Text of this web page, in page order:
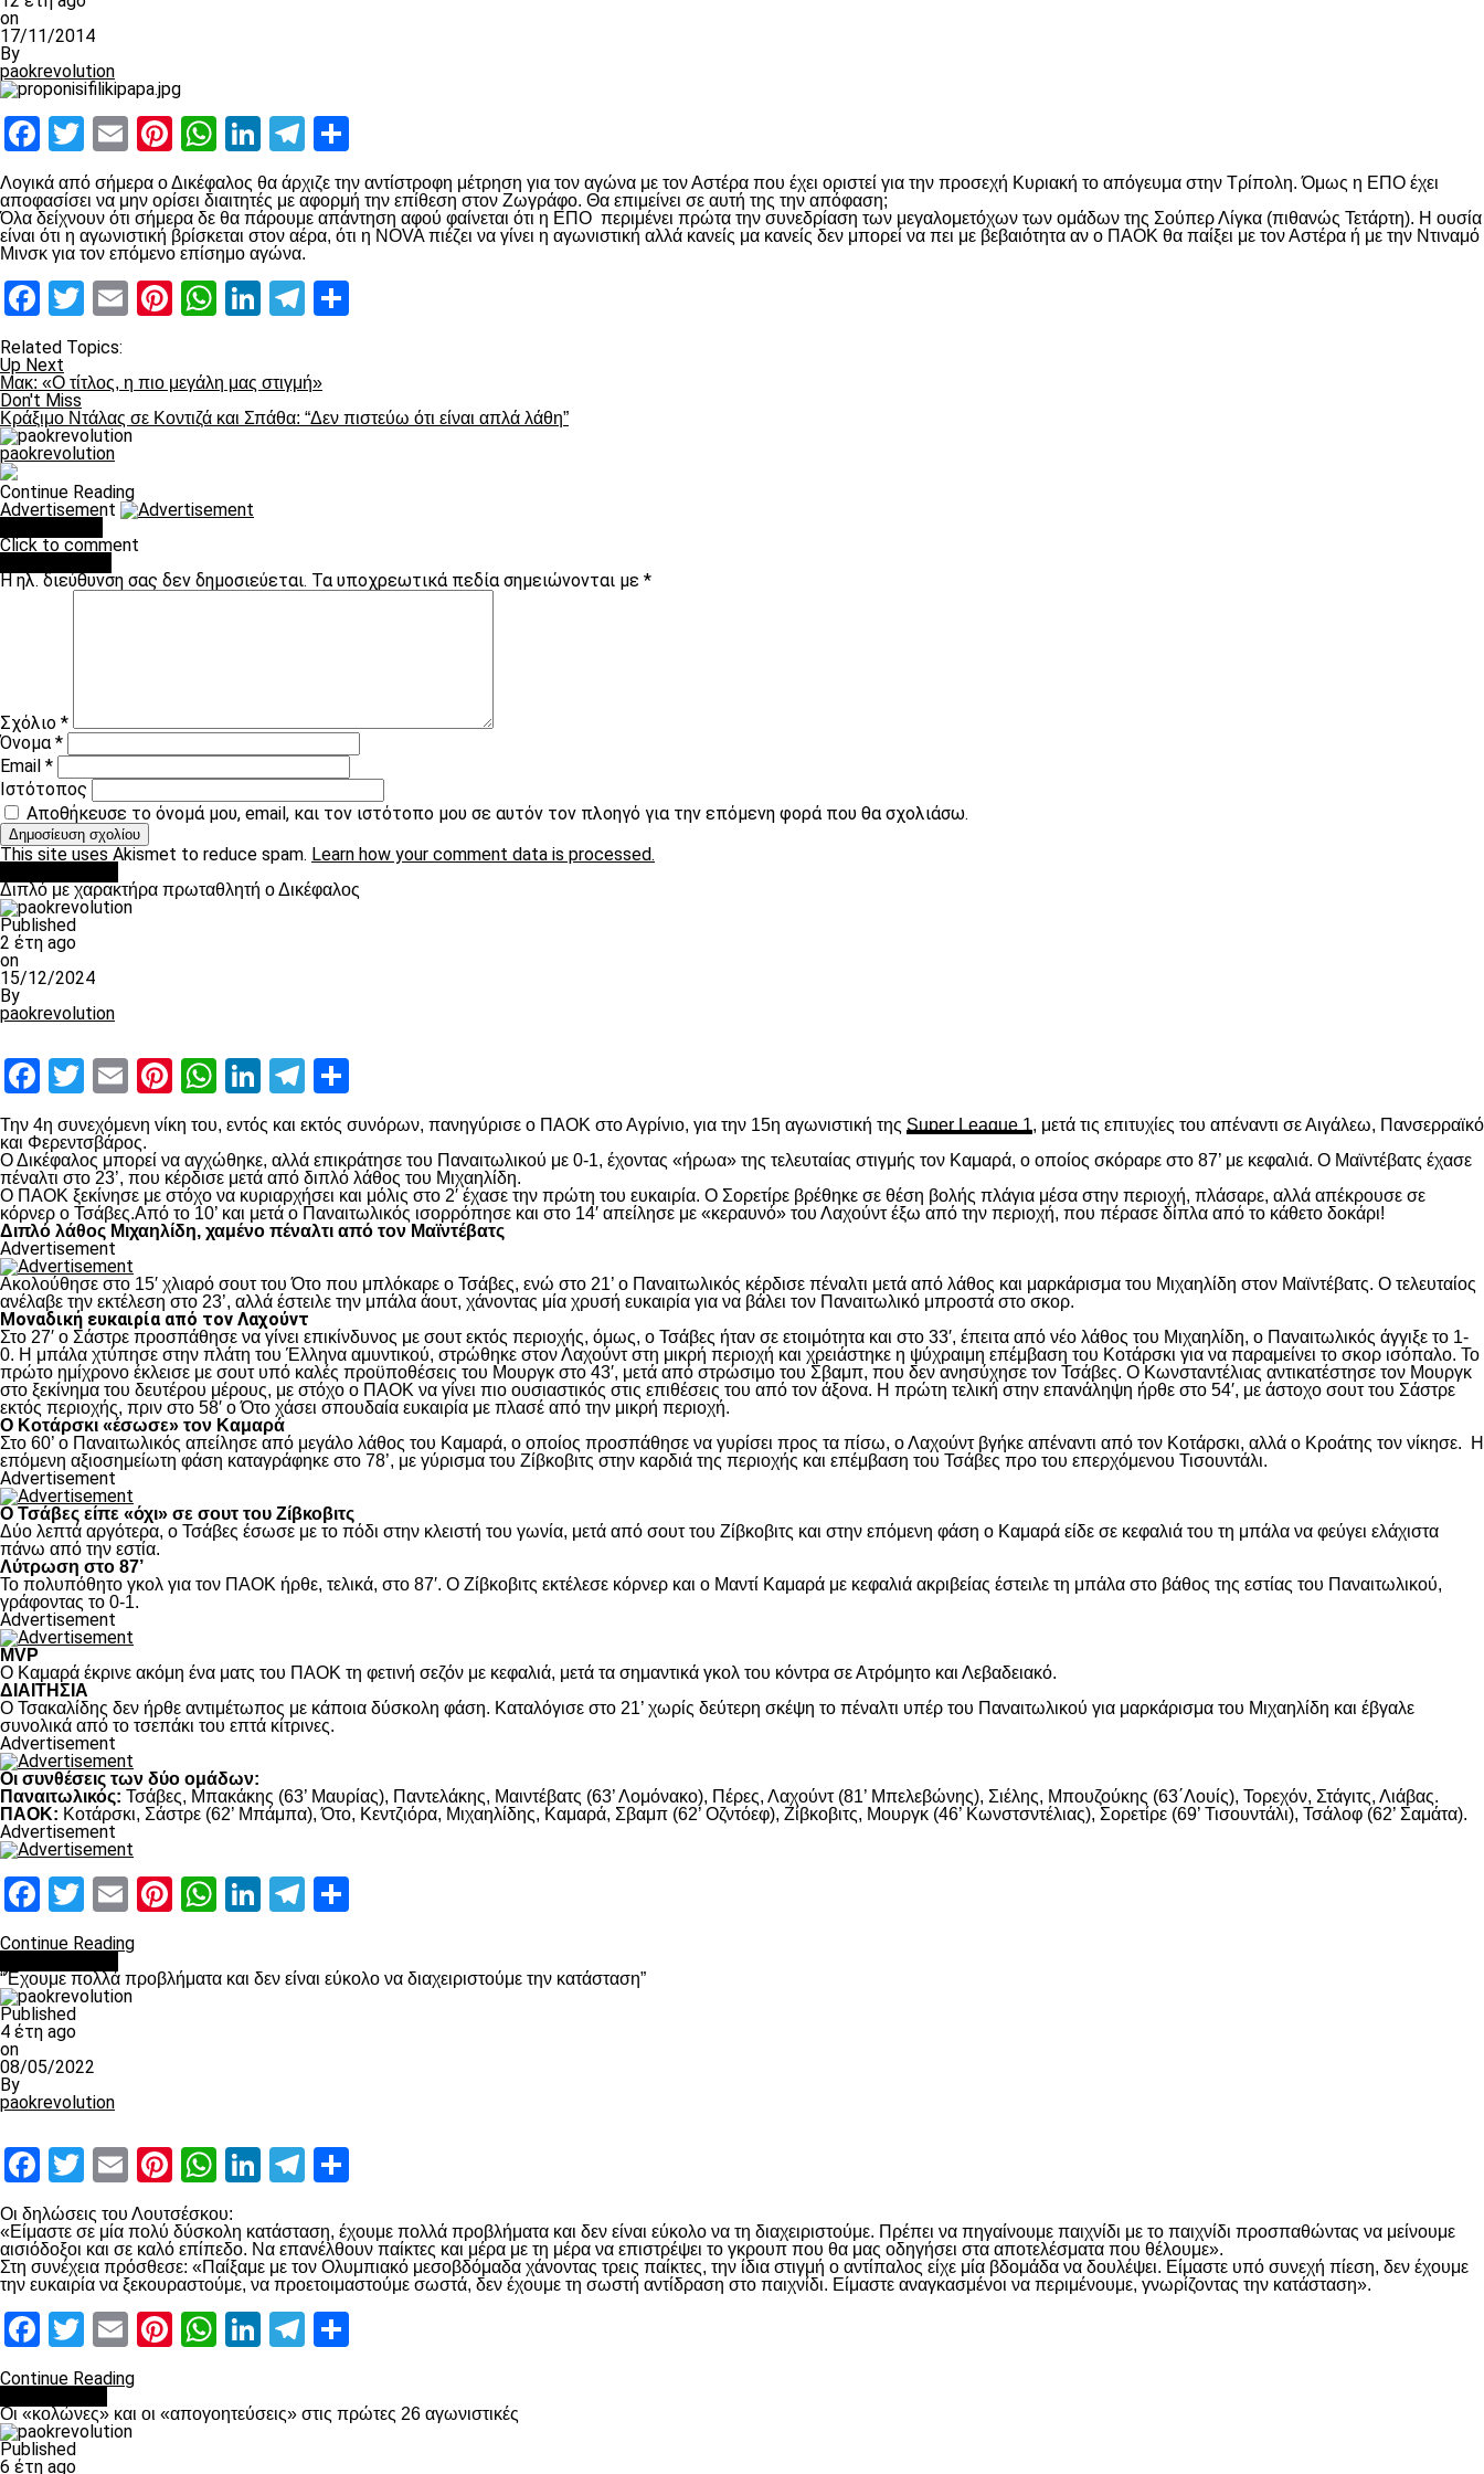
on
17/11/2014
By
paokrevolution
Facebook
Twitter
EmailPinterest
WhatsApp
LinkedIn
Telegram
Λογικά από σήμερα ο Δικέφαλος θα άρχιζε την αντίστροφη μέτρηση για τον αγώνα με τον Αστέρα που έχει οριστεί για την προσεχή Κυριακή το απόγευμα στην Τρίπολη. Όμως η ΕΠΟ έχει
αποφασίσει να μην ορίσει διαιτητές με αφορμή την επίθεση στον Ζωγράφο. Θα επιμείνει σε αυτή της την απόφαση;
Όλα δείχνουν ότι σήμερα δε θα πάρουμε απάντηση αφού φαίνεται ότι η ΕΠΟ περιμένει πρώτα την συνεδρίαση των μεγαλομετόχων των ομάδων της Σούπερ Λίγκα (πιθανώς Τετάρτη). Η ουσία
είναι ότι η αγωνιστική βρίσκεται στον αέρα, ότι η NOVA πιέζει να γίνει η αγωνιστική αλλά κανείς μα κανείς δεν μπορεί να πει με βεβαιότητα αν ο ΠΑΟΚ θα παίξει με τον Αστέρα ή με την Ντιναμό
Μινσκ για τον επόμενο επίσημο αγώνα.
Facebook
Twitter
EmailPinterest
WhatsApp
LinkedIn
Telegram
Related Topics:
Up Next
Μακ: «Ο τίτλος, η πιο μεγάλη μας στιγμή»
Don't Miss
Κράξιμο Ντάλας σε Κοντιζά και Σπάθα: “Δεν πιστεύω ότι είναι απλά λάθη”
paokrevolution
Continue Reading
Advertisement
Click to comment
Η ηλ. διεύθυνση σας δεν δημοσιεύεται. Τα υποχρεωτικά πεδία σημειώνονται με *
Σχόλιο *
Όνομα*
Email *
Ιστότοπος
Αποθήκευσε το όνομά μου, email, και τον ιστότοπο μου σε αυτόν τον πλοηγό για την επόμενη φορά που θα σχολιάσω.
This site uses Akismet to reduce spam. Learn how your comment data is processed.
Διπλό με χαρακτήρα πρωταθλητή ο Δικέφαλος
Published
2 έτη ago
on
15/12/2024
By
paokrevolution
Facebook
Twitter
EmailPinterest
WhatsApp
LinkedIn
Telegram
Την 4η συνεχόμενη νίκη του, εντός και εκτός συνόρων, πανηγύρισε ο ΠΑΟΚ στο Αγρίνιο, για την 15η αγωνιστική της Super League 1, μετά τις επιτυχίες του απέναντι σε Αιγάλεω, Πανσερραϊκό
και Φερεντσβάρος.
Ο Δικέφαλος μπορεί να αγχώθηκε, αλλά επικράτησε του Παναιτωλικού με 0-1, έχοντας «ήρωα» της τελευταίας στιγμής τον Καμαρά, ο οποίος σκόραρε στο 87’ με κεφαλιά. Ο Μαϊντέβατς έχασε
πέναλτι στο 23’, που κέρδισε μετά από διπλό λάθος του Μιχαηλίδη.
Ο ΠΑΟΚ ξεκίνησε με στόχο να κυριαρχήσει και μόλις στο 2′ έχασε την πρώτη του ευκαιρία. Ο Σορετίρε βρέθηκε σε θέση βολής πλάγια μέσα στην περιοχή, πλάσαρε, αλλά απέκρουσε σε
κόρνερ ο Τσάβες.Από το 10’ και μετά ο Παναιτωλικός ισορρόπησε και στο 14′ απείλησε με «κεραυνό» του Λαχούντ έξω από την περιοχή, που πέρασε δίπλα από το κάθετο δοκάρι!
Διπλό λάθος Μιχαηλίδη, χαμένο πέναλτι από τον Μαϊντέβατς
Advertisement
Ακολούθησε στο 15′ χλιαρό σουτ του Ότο που μπλόκαρε ο Τσάβες, ενώ στο 21’ ο Παναιτωλικός κέρδισε πέναλτι μετά από λάθος και μαρκάρισμα του Μιχαηλίδη στον Μαϊντέβατς. Ο τελευταίος
ανέλαβε την εκτέλεση στο 23’, αλλά έστειλε την μπάλα άουτ, χάνοντας μία χρυσή ευκαιρία για να βάλει τον Παναιτωλικό μπροστά στο σκορ.
Μοναδική ευκαιρία από τον Λαχούντ
Στο 27′ ο Σάστρε προσπάθησε να γίνει επικίνδυνος με σουτ εκτός περιοχής, όμως, ο Τσάβες ήταν σε ετοιμότητα και στο 33′, έπειτα από νέο λάθος του Μιχαηλίδη, ο Παναιτωλικός άγγιξε το 1-
0. Η μπάλα χτύπησε στην πλάτη του Έλληνα αμυντικού, στρώθηκε στον Λαχούντ στη μικρή περιοχή και χρειάστηκε η ψύχραιμη επέμβαση του Κοτάρσκι για να παραμείνει το σκορ ισόπαλο. Το
πρώτο ημίχρονο έκλεισε με σουτ υπό καλές προϋποθέσεις του Μουργκ στο 43′, μετά από στρώσιμο του Σβαμπ, που δεν ανησύχησε τον Τσάβες. Ο Κωνσταντέλιας αντικατέστησε τον Μουργκ
στο ξεκίνημα του δευτέρου μέρους, με στόχο ο ΠΑΟΚ να γίνει πιο ουσιαστικός στις επιθέσεις του από τον άξονα. Η πρώτη τελική στην επανάληψη ήρθε στο 54′, με άστοχο σουτ του Σάστρε
εκτός περιοχής, πριν στο 58′ ο Ότο χάσει σπουδαία ευκαιρία με πλασέ από την μικρή περιοχή.
Ο Κοτάρσκι «έσωσε» τον Καμαρά
Στο 60’ ο Παναιτωλικός απείλησε από μεγάλο λάθος του Καμαρά, ο οποίος προσπάθησε να γυρίσει προς τα πίσω, ο Λαχούντ βγήκε απέναντι από τον Κοτάρσκι, αλλά ο Κροάτης τον νίκησε. Η
επόμενη αξιοσημείωτη φάση καταγράφηκε στο 78’, με γύρισμα του Ζίβκοβιτς στην καρδιά της περιοχής και επέμβαση του Τσάβες προ του επερχόμενου Τισουντάλι.
Advertisement
Ο Τσάβες είπε «όχι» σε σουτ του Ζίβκοβιτς
Δύο λεπτά αργότερα, ο Τσάβες έσωσε με το πόδι στην κλειστή του γωνία, μετά από σουτ του Ζίβκοβιτς και στην επόμενη φάση ο Καμαρά είδε σε κεφαλιά του τη μπάλα να φεύγει ελάχιστα
πάνω από την εστία.
Λύτρωση στο 87’
Το πολυπόθητο γκολ για τον ΠΑΟΚ ήρθε, τελικά, στο 87′. Ο Ζίβκοβιτς εκτέλεσε κόρνερ και ο Μαντί Καμαρά με κεφαλιά ακριβείας έστειλε τη μπάλα στο βάθος της εστίας του Παναιτωλικού,
γράφοντας το 0-1.
Advertisement
MVP
Ο Καμαρά έκρινε ακόμη ένα ματς του ΠΑΟΚ τη φετινή σεζόν με κεφαλιά, μετά τα σημαντικά γκολ του κόντρα σε Ατρόμητο και Λεβαδειακό.
ΔΙΑΙΤΗΣΙΑ
Ο Τσακαλίδης δεν ήρθε αντιμέτωπος με κάποια δύσκολη φάση. Καταλόγισε στο 21’ χωρίς δεύτερη σκέψη το πέναλτι υπέρ του Παναιτωλικού για μαρκάρισμα του Μιχαηλίδη και έβγαλε
συνολικά από το τσεπάκι του επτά κίτρινες.
Advertisement
Οι συνθέσεις των δύο ομάδων:
Παναιτωλικός: Τσάβες, Μπακάκης (63’ Μαυρίας), Παντελάκης, Μαιντέβατς (63’ Λομόνακο), Πέρες, Λαχούντ (81’ Μπελεβώνης), Σιέλης, Μπουζούκης (63΄Λουίς), Τορεχόν, Στάγιτς, Λιάβας.
ΠΑΟΚ: Κοτάρσκι, Σάστρε (62’ Μπάμπα), Ότο, Κεντζιόρα, Μιχαηλίδης, Καμαρά, Σβαμπ (62’ Οζντόεφ), Ζίβκοβιτς, Μουργκ (46’ Κωνστσντέλιας), Σορετίρε (69’ Τισουντάλι), Τσάλοφ (62’ Σαμάτα).
Advertisement
Facebook
Twitter
EmailPinterest
WhatsApp
LinkedIn
Telegram
Continue Reading
“Έχουμε πολλά προβλήματα και δεν είναι εύκολο να διαχειριστούμε την κατάσταση”
Published
4 έτη ago
on
08/05/2022
By
paokrevolution
Facebook
Twitter
EmailPinterest
WhatsApp
LinkedIn
Telegram
Οι δηλώσεις του Λουτσέσκου:
«Είμαστε σε μία πολύ δύσκολη κατάσταση, έχουμε πολλά προβλήματα και δεν είναι εύκολο να τη διαχειριστούμε. Πρέπει να πηγαίνουμε παιχνίδι με το παιχνίδι προσπαθώντας να μείνουμε
αισιόδοξοι και σε καλό επίπεδο. Να επανέλθουν παίκτες και μέρα με τη μέρα να επιστρέψει το γκρουπ που θα μας οδηγήσει στα αποτελέσματα που θέλουμε».
Στη συνέχεια πρόσθεσε: «Παίξαμε με τον Ολυμπιακό μεσοβδόμαδα χάνοντας τρεις παίκτες, την ίδια στιγμή ο αντίπαλος είχε μία βδομάδα να δουλέψει. Είμαστε υπό συνεχή πίεση, δεν έχουμε
την ευκαιρία να ξεκουραστούμε, να προετοιμαστούμε σωστά, δεν έχουμε τη σωστή αντίδραση στο παιχνίδι. Είμαστε αναγκασμένοι να περιμένουμε, γνωρίζοντας την κατάσταση».
Facebook
Twitter
EmailPinterest
WhatsApp
LinkedIn
Telegram
Continue Reading
Οι «κολώνες» και οι «απογοητεύσεις» στις πρώτες 26 αγωνιστικές
Published
6 έτη ago